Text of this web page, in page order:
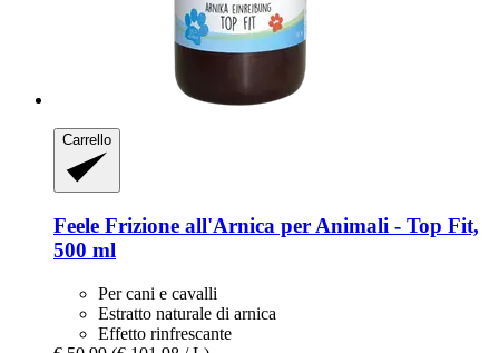
Carrello
Feele Frizione all'Arnica per Animali -​ Top Fit,
500 ml
Per cani e cavalli
Estratto naturale di arnica
Effetto rinfrescante